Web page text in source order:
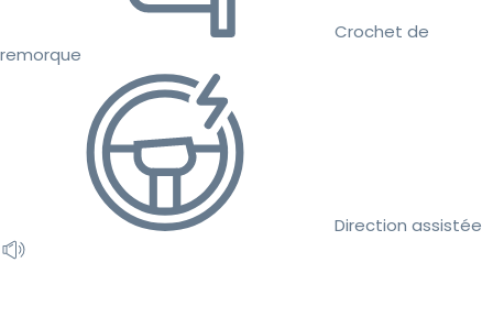
Crochet de
remorque
Direction assistée